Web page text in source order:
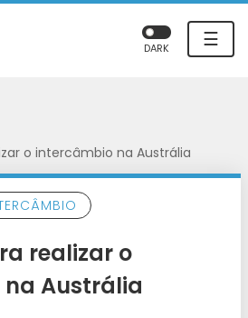
☰
DARK
o intercâmbio na Austrália
realizar o
Austrália